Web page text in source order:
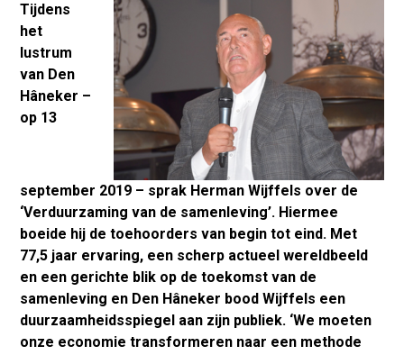
Tijdens
het
lustrum
van Den
Hâneker –
op 13
september 2019 – sprak Herman Wijffels over de
‘Verduurzaming van de samenleving’. Hiermee
boeide hij de toehoorders van begin tot eind. Met
77,5 jaar ervaring, een scherp actueel wereldbeeld
en een gerichte blik op de toekomst van de
samenleving en Den Hâneker bood Wijffels een
duurzaamheidsspiegel aan zijn publiek. ‘We moeten
onze economie transformeren naar een methode